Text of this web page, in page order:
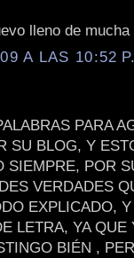
lleno de mucha
A LAS 10:52
PARA
SU BLOG, Y
SIEMPRE, POR
VERDADES
EXPLICADO,
LETRA, YA QUE
BIÉN ,